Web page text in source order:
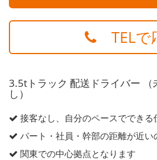
TELで
3.5tトラック 配送ドライバー （
し）
接客なし、自分のペースでできる
パート・社員・幹部の距離が近い
関東での中心拠点となります